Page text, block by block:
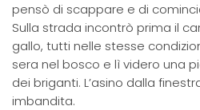
pensò di scappare e di
Sulla strada incontrò prima il
gallo, tutti nelle stesse
sera nel bosco e lì videro una
dei briganti. L’asino dalla
imbandita.